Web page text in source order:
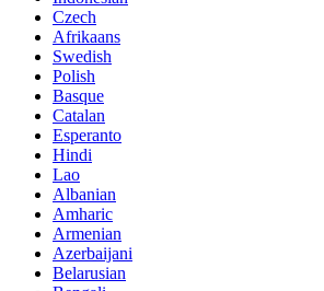
Czech
Afrikaans
Swedish
Polish
Basque
Catalan
Esperanto
Hindi
Lao
Albanian
Amharic
Armenian
Azerbaijani
Belarusian